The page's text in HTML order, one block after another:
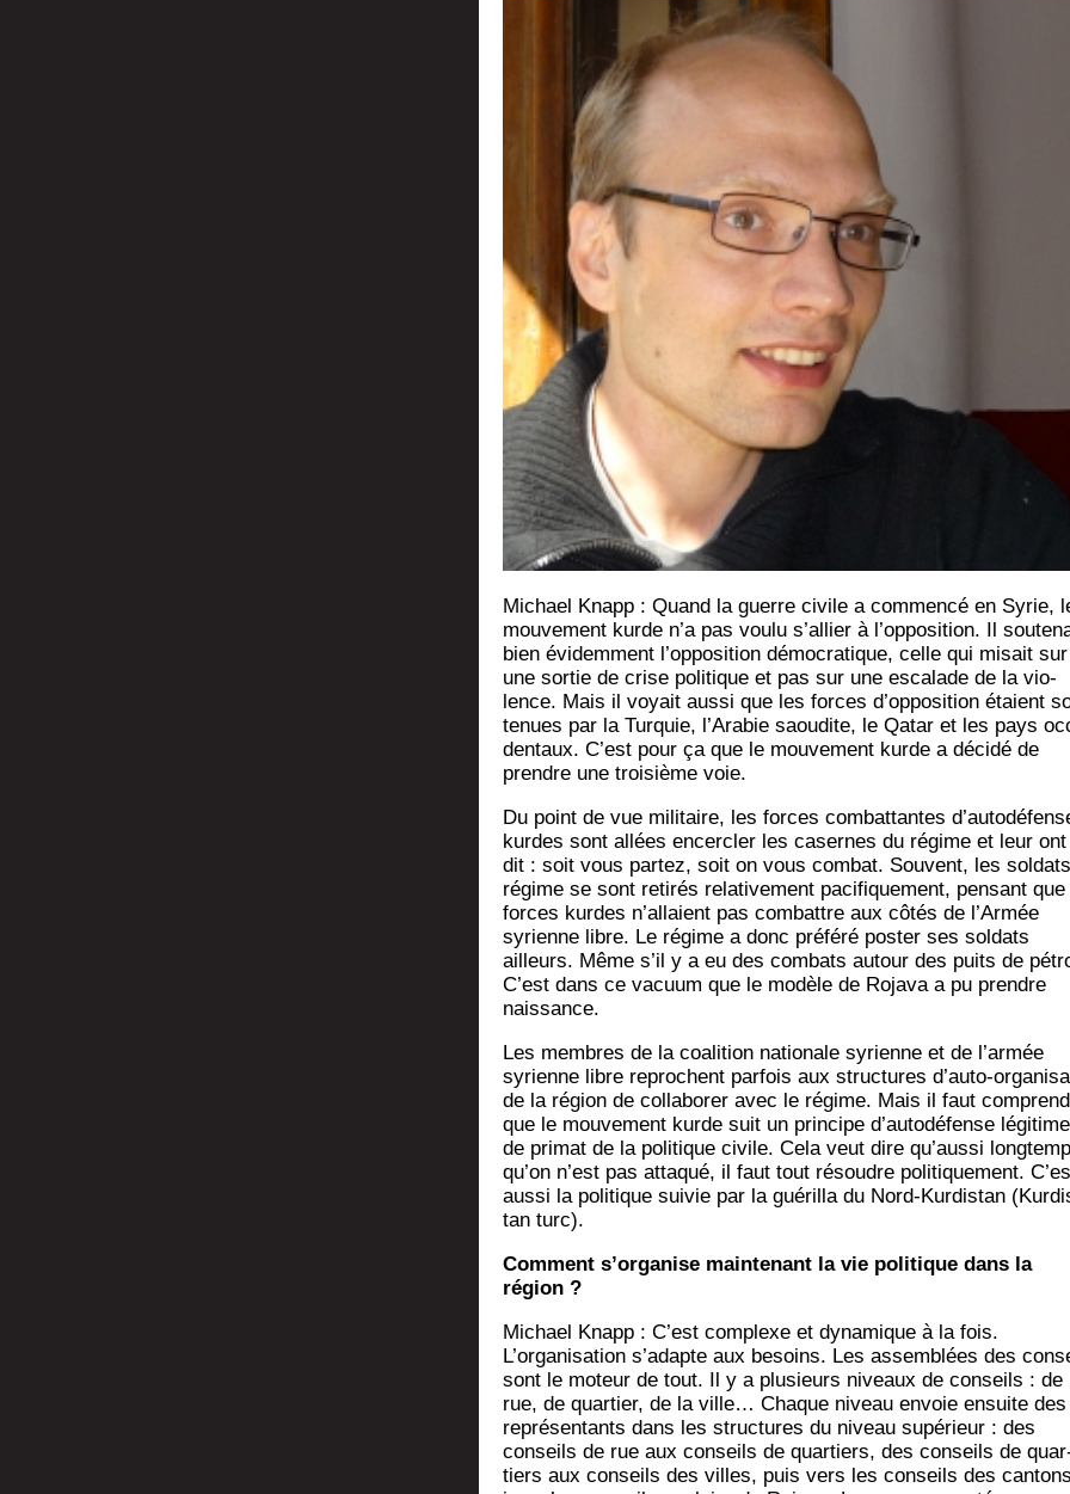
Michael Knapp : Quand la guerre civile a com­men­cé en Syrie,
mou­ve­ment kurde n’a pas vou­lu s’allier à l’opposition. Il
bien évi­dem­ment l’opposition démo­cra­tique, celle qui misait sur
une sor­tie de crise poli­tique et pas sur une esca­lade de la vio­
lence. Mais il voyait aus­si que les forces d’opposition étaient
te­nues par la Tur­quie, l’Arabie saou­dite, le Qatar et les pays
den­taux. C’est pour ça que le mou­ve­ment kurde a déci­dé de
prendre une troi­sième voie.
Du point de vue mili­taire, les forces com­bat­tantes
kurdes sont allées encer­cler les casernes du régime et leur ont
dit : soit vous par­tez, soit on vous com­bat. Sou­vent, les
régime se sont reti­rés rela­ti­ve­ment paci­fi­que­ment, pen­sant que
forces kurdes n’allaient pas com­battre aux côtés de l’Armée
syrienne libre. Le régime a donc pré­fé­ré pos­ter ses sol­dats
ailleurs. Même s’il y a eu des com­bats autour des puits de
C’est dans ce vacuum que le modèle de Roja­va a pu prendre
naissance.
Les membres de la coa­li­tion natio­nale syrienne et de l’armée
syrienne libre reprochent par­fois aux struc­tures d’auto-
de la région de col­la­bo­rer avec le régime. Mais il faut
que le mou­ve­ment kurde suit un prin­cipe d’autodéfense
de pri­mat de la poli­tique civile. Cela veut dire qu’aussi
qu’on n’est pas atta­qué, il faut tout résoudre poli­ti­que­ment.
aus­si la poli­tique sui­vie par la gué­rilla du Nord-Kur­dis­tan
tan turc).
Com­ment s’organise main­te­nant la vie poli­tique dans la
région ?
Michael Knapp : C’est com­plexe et dyna­mique à la fois.
L’organisation s’adapte aux besoins. Les assem­blées des
sont le moteur de tout. Il y a plu­sieurs niveaux de conseils : de
rue, de quar­tier, de la ville… Chaque niveau envoie ensuite des
repré­sen­tants dans les struc­tures du niveau supé­rieur : des
conseils de rue aux conseils de quar­tiers, des conseils de
tiers aux conseils des villes, puis vers les conseils des